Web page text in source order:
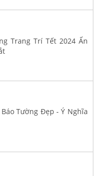
Trang Trí Tết 2024 Ấn
Tường Đẹp - Ý Nghĩa